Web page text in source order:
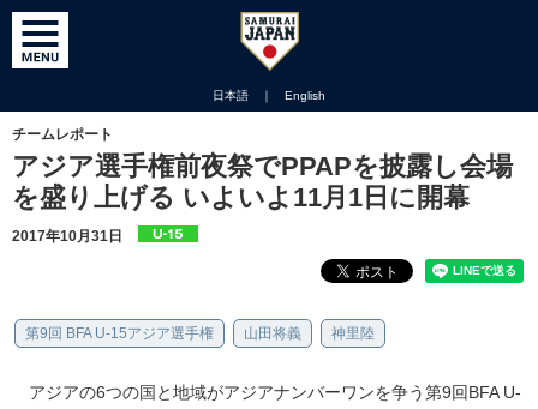
日本語 ｜ English
チームレポート
アジア選手権前夜祭でPPAPを披露し会場
を盛り上げる いよいよ11月1日に開幕
2017年10月31日
第9回 BFA U-15アジア選手権 山田将義 神里陸
アジアの6つの国と地域がアジアナンバーワンを争う第9回BFA U-